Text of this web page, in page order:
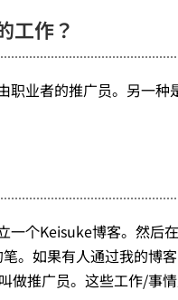
工作？
职业者的推广员。另一
一个Keisuke博客。然后
。如果有人通过我的博
推广员。这些工作/事情